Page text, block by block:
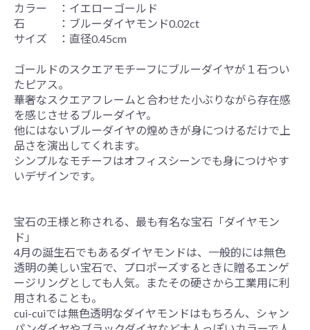
カラー ：イエローゴールド
石 ：ブルーダイヤモンド0.02ct
サイズ ：直径0.45cm
ゴールドのスクエアモチーフにブルーダイヤが１石つい
たピアス。
華奢なスクエアフレームと合わせた小ぶりながら存在感
を感じさせるブルーダイヤ。
他にはないブルーダイヤの煌めきが身につけるだけで上
品さを演出してくれます。
シンプルなモチーフはオフィスシーンでも身につけやす
いデザインです。
宝石の王様と称される、最も有名な宝石「ダイヤモン
ド」
4月の誕生石でもあるダイヤモンドは、一般的には無色
透明の美しい宝石で、プロポーズするときに贈るエンゲ
ージリングとしても人気。またその硬さから工業用に利
用されることも。
cui-cuiでは無色透明なダイヤモンドはもちろん、シャン